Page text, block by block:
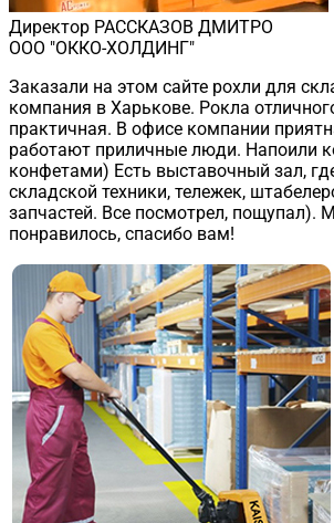
Директор РАССКАЗОВ ДМИТРО
ООО "ОККО-ХОЛДИНГ"
Заказали на этом сайте рохли для
компания в Харькове. Рокла
практичная. В офисе компании
работают приличные люди. Напоили
конфетами) Есть выставочный зал,
складской техники, тележек,
запчастей. Все посмотрел, пощупал).
понравилось, спасибо вам!